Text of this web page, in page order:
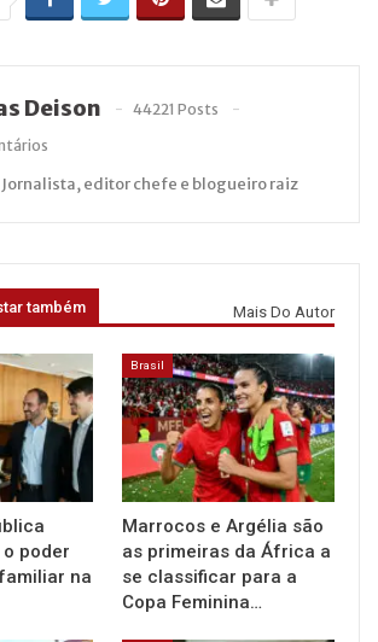
Deison
44221 Posts
Jornalista, editor chefe e blogueiro raiz
também Mais Do Autor
poder
na
Brasil
Marrocos e Argélia são
as primeiras da África a
se classificar para a
Copa Feminina…